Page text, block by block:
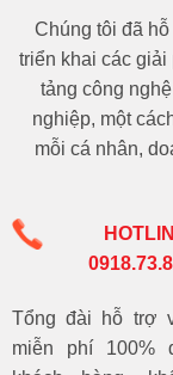
Chúng tôi đã
triển khai các giải
tảng công
nghiệp, một
mỗi cá nhân,
Tổng đài hỗ trợ
miễn phí 100%